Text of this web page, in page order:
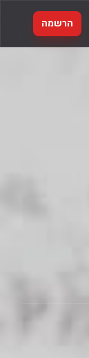
הרשמה